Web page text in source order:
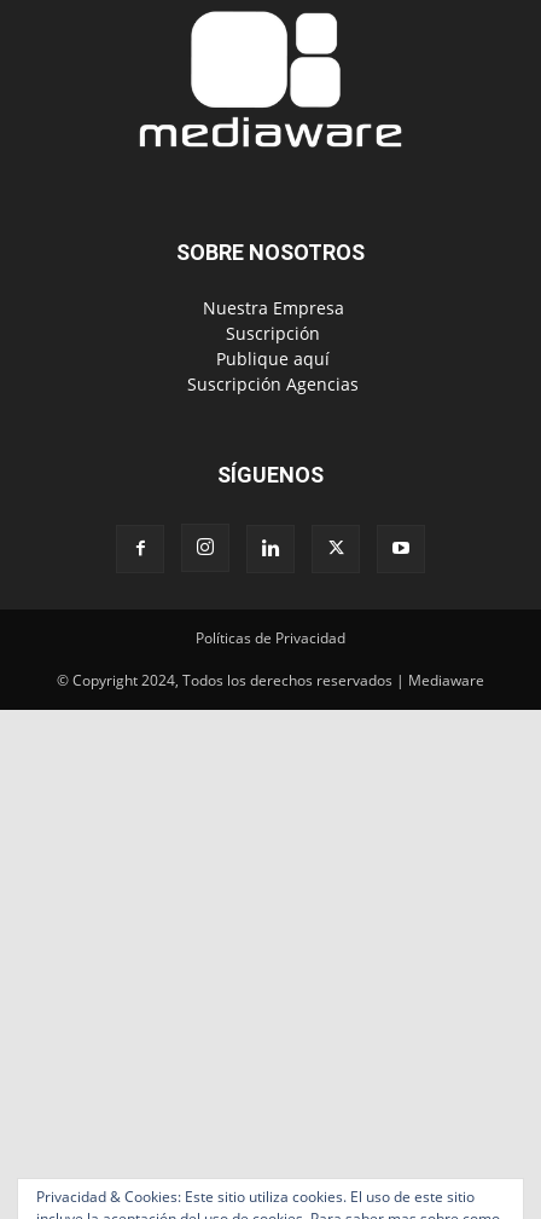
SOBRE NOSOTROS
‎ Nuestra Empresa
‎ Suscripción
‎ Publique aquí
‎ Suscripción Agencias
SÍGUENOS
Políticas de Privacidad
© Copyright 2024, Todos los derechos reservados | Mediaware
Privacidad & Cookies: Este sitio utiliza cookies. El uso de este sitio